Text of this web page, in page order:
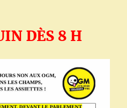
DÈS 8 H